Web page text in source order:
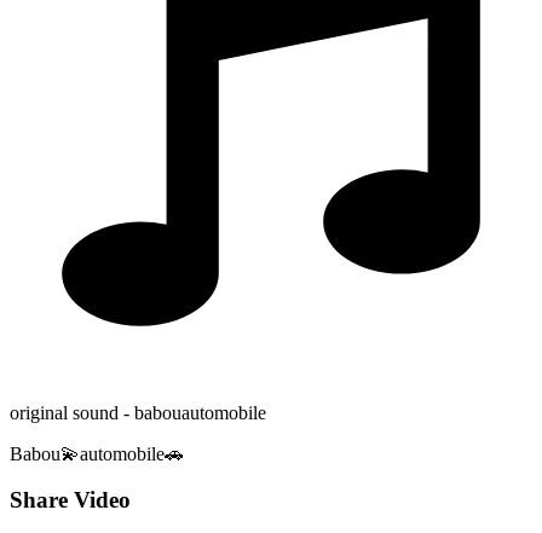
original sound - babouautomobile
Babou💫automobile🚗
Share Video